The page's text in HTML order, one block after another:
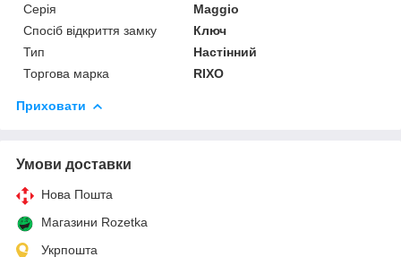
Серія
Maggio
Спосіб відкриття замку
Ключ
Тип
Настінний
Торгова марка
RIXO
Приховати
Умови доставки
Нова Пошта
Магазини Rozetka
Укрпошта